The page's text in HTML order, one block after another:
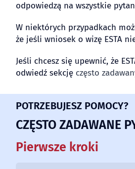
odpowiedzą na wszystkie
W niektórych przypadkach
że jeśli wniosek o wizę ESTA
Jeśli chcesz się upewnić, że
odwiedź sekcję często
POTRZEBUJESZ POMOCY?
CZĘSTO ZADAWANE
Pierwsze kroki